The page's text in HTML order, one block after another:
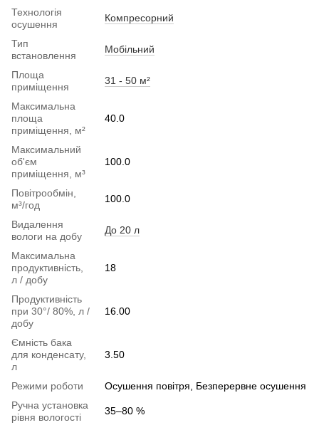
Технологія
осушення
Компресорний
Тип
встановлення
Мобільний
Площа
приміщення
31 - 50 м²
Максимальна
площа
приміщення, м²
40.0
Максимальний
об'єм
приміщення, м³
100.0
Повітрообмін,
м³/год
100.0
Видалення
вологи на добу
До 20 л
Максимальна
продуктивність,
л / добу
18
Продуктивність
при 30°/ 80%, л /
добу
16.00
Ємність бака
для конденсату,
л
3.50
Режими роботи
Осушення повітря, Безперервне осушення
Ручна установка
рівня вологості
35–80 %